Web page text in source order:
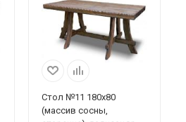
Стол №11 180х80
(массив сосны,